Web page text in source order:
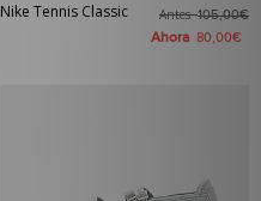
Nike Tennis Classic Antes105,00€
Ahora 80,00€